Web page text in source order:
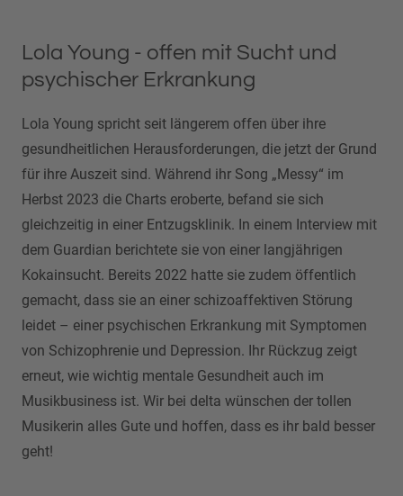
Lola Young - offen mit Sucht und
psychischer Erkrankung
Lola Young spricht seit längerem offen über ihre
gesundheitlichen Herausforderungen, die jetzt der Grund
für ihre Auszeit sind. Während ihr Song „Messy“ im
Herbst 2023 die Charts eroberte, befand sie sich
gleichzeitig in einer Entzugsklinik. In einem Interview mit
dem Guardian berichtete sie von einer langjährigen
Kokainsucht. Bereits 2022 hatte sie zudem öffentlich
gemacht, dass sie an einer schizoaffektiven Störung
leidet – einer psychischen Erkrankung mit Symptomen
von Schizophrenie und Depression. Ihr Rückzug zeigt
erneut, wie wichtig mentale Gesundheit auch im
Musikbusiness ist. Wir bei delta wünschen der tollen
Musikerin alles Gute und hoffen, dass es ihr bald besser
geht!